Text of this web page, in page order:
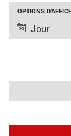
DE
DE
OPTIONS
Jour